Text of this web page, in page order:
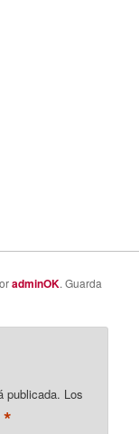
adminOK. Guarda
publicada. Los
*